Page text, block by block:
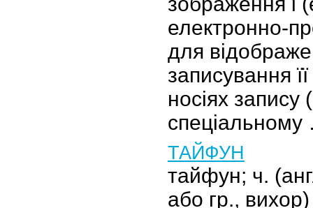
електронно-
для
записування
носіях запису
ТАЙФУН
тайфун; ч.
або гр., вихор)